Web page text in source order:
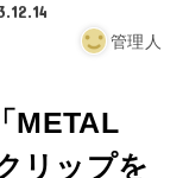
管理人
METAL
リップを